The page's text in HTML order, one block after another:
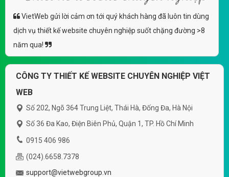
VietWeb gửi lời cảm ơn tới quý khách hàng đã luôn tin dùng
dịch vụ thiết kế website chuyên nghiệp suốt chặng đường >8
năm qua!
CÔNG TY THIẾT KẾ WEBSITE CHUYÊN NGHIỆP VIỆT
WEB
Số 202, Ngõ 364 Trung Liệt, Thái Hà, Đống Đa, Hà Nội
Số 36 Đa Kao, Điện Biên Phủ, Quận 1, TP. Hồ Chí Minh
0915 406 986
(024).6658.7378
support@vietwebgroup.vn